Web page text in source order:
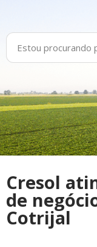
Cresol
de
Cotrijal